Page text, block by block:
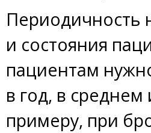
Периодичность
и состояния
пациентам
в год, в среднем
примеру, при